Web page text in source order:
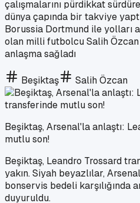
çalışmalarını pürdikkat
dünya çapında bir takviye
Borussia Dortmund ile yolları
olan milli futbolcu Salih
anlaşma sağladı
Beşiktaş Salih Özcan
Beşiktaş, Arsenal'la anlaştı:
mutlu son!
Beşiktaş, Leandro Trossard
yakın. Siyah beyazlılar,
bonservis bedeli karşılığında
duyuruldu.